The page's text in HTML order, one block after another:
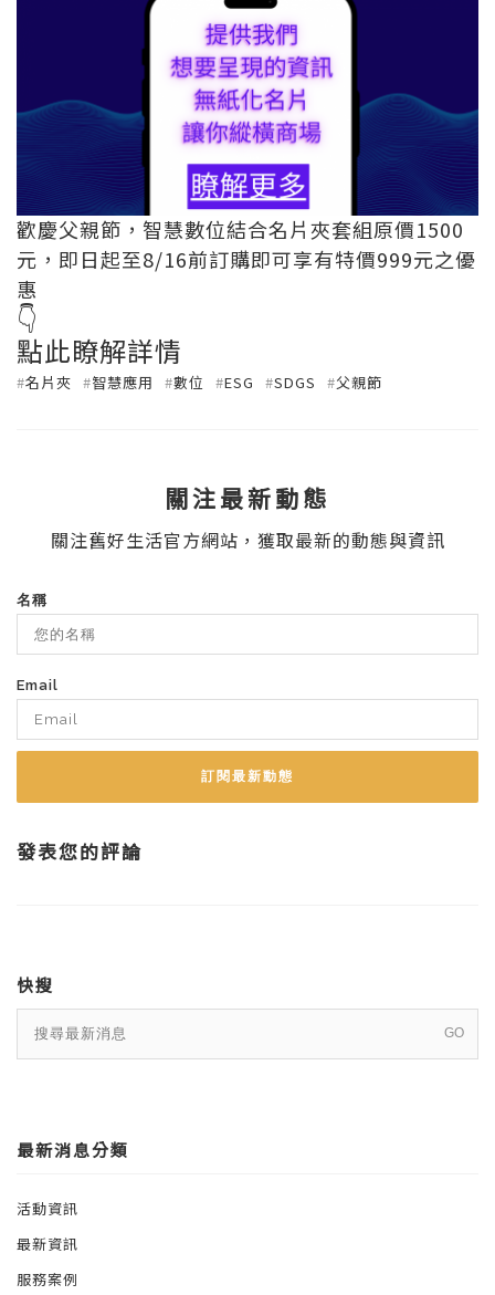
歡慶父親節，智慧數位結合名片夾套組原價1500
元， 即日起至8/16前訂購即可享有特價999元之優
惠
👇
點此瞭解詳情
#名片夾 #智慧應用 #數位 #ESG #SDGS #父親節
關注最新動態
關注舊好生活官方網站，獲取最新的動態與資訊
名稱
Email
訂閱最新動態
發表您的評論
快搜
最新消息分類
活動資訊
最新資訊
服務案例